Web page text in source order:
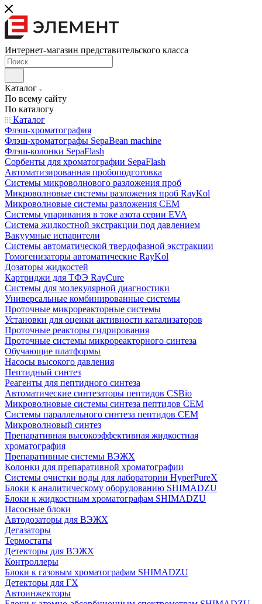
Интернет-магазин представительского класса
Каталог
По всему сайту
По каталогу
Каталог
Флэш-хроматография
Флэш-хроматографы SepaBean machine
Флэш-колонки SepaFlash
Сорбенты для хроматографии SepaFlash
Автоматизированная пробоподготовка
Системы микроволнового разложения проб
Микроволновые системы разложения проб RayKol
Микроволновые системы разложения CEM
Системы упаривания в токе азота серии EVA
Система жидкостной экстракции под давлением
Вакуумные испарители
Системы автоматической твердофазной экстракции
Гомогенизаторы автоматические RayKol
Дозаторы жидкостей
Картриджи для ТФЭ RayCure
Системы для молекулярной диагностики
Универсальные комбинированные системы
Проточные микрореакторные системы
Установки для оценки активности катализаторов
Проточные реакторы гидрирования
Проточные системы микрореакторного синтеза
Обучающие платформы
Насосы высокого давления
Пептидный синтез
Реагенты для пептидного синтеза
Автоматические синтезаторы пептидов CSBio
Микроволновые системы синтеза пептидов CEM
Системы параллельного синтеза пептидов CEM
Микроволновый синтез
Препаративная высокоэффективная жидкостная
хроматография
Препаративные системы ВЭЖХ
Колонки для препаративной хроматографии
Системы очистки воды для лаборатории HyperPureX
Блоки к аналитическому оборудованию SHIMADZU
Блоки к жидкостным хроматографам SHIMADZU
Насосные блоки
Автодозаторы для ВЭЖХ
Дегазаторы
Термостаты
Детекторы для ВЭЖХ
Контроллеры
Блоки к газовым хроматографам SHIMADZU
Детекторы для ГХ
Автоинжекторы